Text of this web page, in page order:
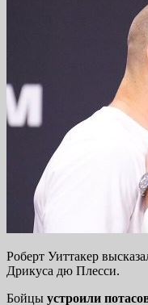
Роберт Уиттакер
Дрикуса дю Плесси.
Бойцы устроили